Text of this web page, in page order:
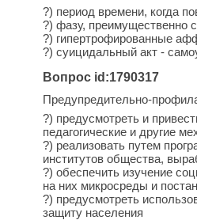
?) период времени, когда
?) фазу, преимущественно
?) гипертрофированные
?) суицидальный акт -
Вопрос id:1790317
Предупредительно-
?) предусмотреть и
педагогические и другие
?) реализовать путем
институтов общества,
?) обеспечить изучение
на них микросреды и
?) предусмотреть
защиту населения